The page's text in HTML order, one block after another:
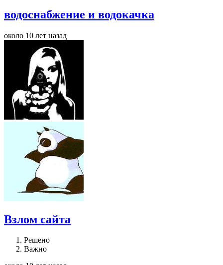
водоснабжение и водокачка
около 10 лет назад
Взлом сайта
Решено
Важно